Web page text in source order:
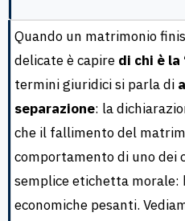
Quando un matrimonio
delicate è capire di chi è la
termini giuridici si parla di
separazione: la
che il fallimento del
comportamento di uno dei
semplice etichetta morale:
economiche pesanti.